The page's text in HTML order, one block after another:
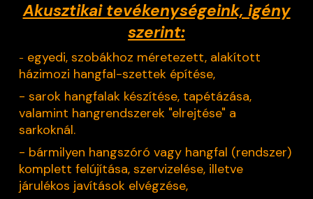
Akusztikai tevékenységeink, igény
szerint:
- egyedi, szobákhoz méretezett, alakított
házimozi hangfal-szettek építése,
- sarok hangfalak készítése, tapétázása,
valamint hangrendszerek "elrejtése" a
sarkoknál.
- bármilyen hangszóró vagy hangfal (rendszer)
komplett felújítása, szervizelése, illetve
járulékos javítások elvégzése,